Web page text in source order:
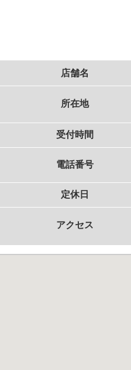
店舗名
所在地
受付時間
電話番号
定休日
アクセス